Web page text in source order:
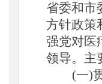
省委和市
方针政策
强党对医
领导。主
(一)